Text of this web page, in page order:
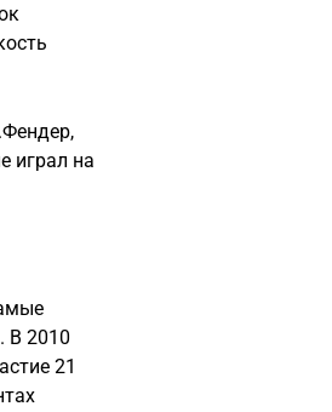
играл на
В 2010
21